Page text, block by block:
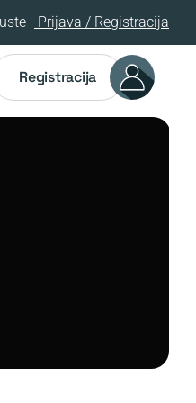
- Prijava / Registracija
Registracija